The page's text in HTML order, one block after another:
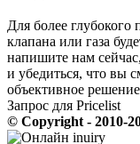
Для более глубокого
клапана или газа
напишите нам
и убедиться, что вы
объективное
Запрос для Pricelist
© Copyright - 2010-